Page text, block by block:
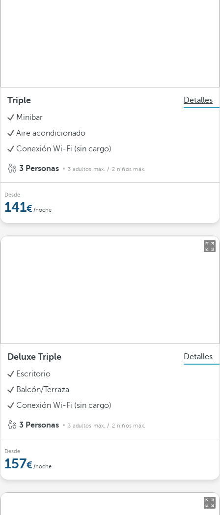
Triple
Detalles
Minibar
Aire acondicionado
Conexión Wi-Fi (sin cargo)
3 Personas 3 adultos máx. / 2 niños máx.
Desde
141 /noche
Deluxe Triple
Detalles
Escritorio
Balcón/Terraza
Conexión Wi-Fi (sin cargo)
3 Personas 3 adultos máx. / 2 niños máx.
Desde
157 /noche